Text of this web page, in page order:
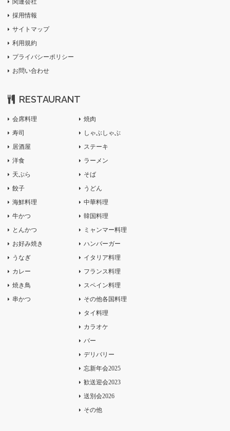
関連会社
採用情報
サイトマップ
利用規約
プライバシーポリシー
お問い合わせ
RESTAURANT
会席料理
寿司
居酒屋
洋食
天ぷら
餃子
海鮮料理
牛かつ
とんかつ
お好み焼き
うなぎ
カレー
焼き鳥
串かつ
焼肉
しゃぶしゃぶ
ステーキ
ラーメン
そば
うどん
中華料理
韓国料理
ミャンマー料理
ハンバーガー
イタリア料理
フランス料理
スペイン料理
その他各国料理
タイ料理
カラオケ
バー
デリバリー
忘新年会2025
歓送迎会2023
送別会2026
その他